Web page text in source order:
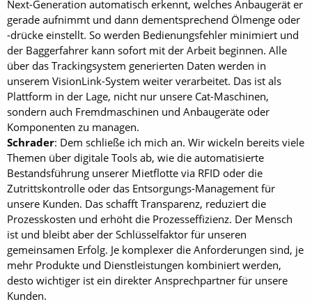
Next-Generation automatisch erkennt, welches Anbaugerät er
gerade aufnimmt und dann dementsprechend Ölmenge oder
-drücke einstellt. So werden Bedienungsfehler minimiert und
der Baggerfahrer kann sofort mit der Arbeit beginnen. Alle
über das Trackingsystem generierten Daten werden in
unserem VisionLink-System weiter verarbeitet. Das ist als
Plattform in der Lage, nicht nur unsere Cat-Maschinen,
sondern auch Fremdmaschinen und Anbaugeräte oder
Komponenten zu managen.
Schrader: Dem schließe ich mich an. Wir wickeln bereits viele
Themen über digitale Tools ab, wie die automatisierte
Bestandsführung unserer Mietflotte via RFID oder die
Zutrittskontrolle oder das Entsorgungs-Management für
unsere Kunden. Das schafft Transparenz, reduziert die
Prozesskosten und erhöht die Prozesseffizienz. Der Mensch
ist und bleibt aber der Schlüsselfaktor für unseren
gemeinsamen Erfolg. Je komplexer die Anforderungen sind, je
mehr Produkte und Dienstleistungen kombiniert werden,
desto wichtiger ist ein direkter Ansprechpartner für unsere
Kunden.